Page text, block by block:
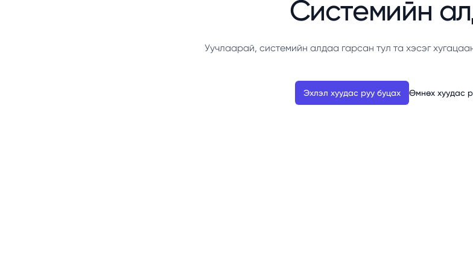
Системийн
Уучлаарай, системийн алдаа гарсан тул та хэсэг
Эхлэл хуудас руу буцах Өмнөх хуудас